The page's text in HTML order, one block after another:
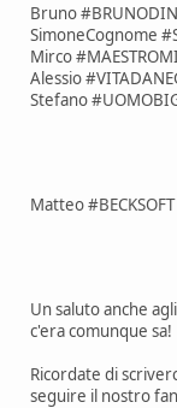
Bruno
SimoneCognome
Mirco
Alessio
Stefano
Matteo
Un saluto anche
c'era comunque sa!
Ricordate di
seguire il nostro